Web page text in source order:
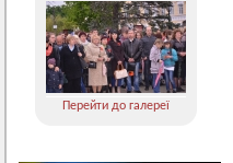
Перейти до галереї